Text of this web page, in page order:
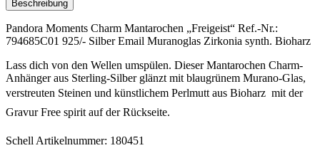
Menge
Beschreibung
Pandora Moments Charm Mantarochen „Freigeist“ Ref.-Nr.:
794685C01 925/- Silber Email Muranoglas Zirkonia synth. Bioharz
Lass dich von den Wellen umspülen. Dieser Mantarochen Charm-
Anhänger aus Sterling-Silber glänzt mit blaugrünem Murano-Glas,
verstreuten Steinen und künstlichem Perlmutt aus Bioharz  mit der
Gravur Free spirit auf der Rückseite.
Schell Artikelnummer: 180451